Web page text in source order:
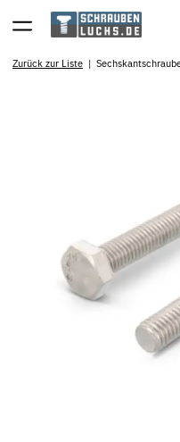
Zurück zur Liste